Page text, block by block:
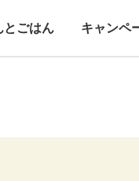
とごはん キャンペ